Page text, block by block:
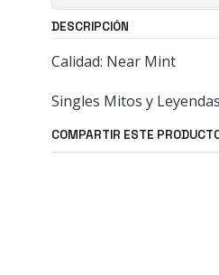
DESCRIPCIÓN
Calidad: Near Mint
Singles Mitos y Leyendas
COMPARTIR ESTE